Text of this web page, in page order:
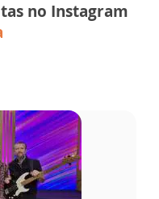
no Instagram